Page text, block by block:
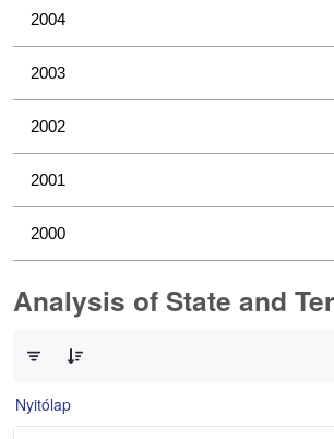
2004
2003
2002
2001
2000
Nyitólap